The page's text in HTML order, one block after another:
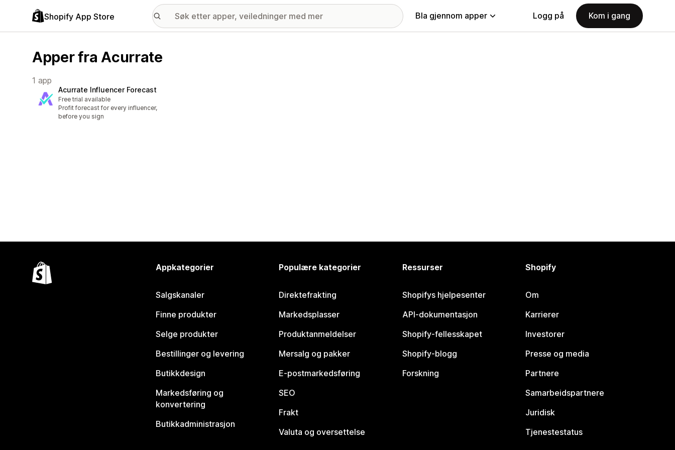
Shopify App Store Bla gjennom apper Logg på Kom i gang
Apper fra Acurrate
1 app
Acurrate Influencer Forecast
Free trial available
Profit forecast for every influencer,
before you sign
Appkategorier
Salgskanaler
Finne produkter
Selge produkter
Bestillinger og levering
Butikkdesign
Markedsføring og
konvertering
Butikkadministrasjon
Populære kategorier
Direktefrakting
Markedsplasser
Produktanmeldelser
Mersalg og pakker
E-postmarkedsføring
SEO
Frakt
Valuta og oversettelse
Ressurser
Shopifys hjelpesenter
API-dokumentasjon
Shopify-fellesskapet
Shopify-blogg
Forskning
Shopify
Om
Karrierer
Investorer
Presse og media
Partnere
Samarbeidspartnere
Juridisk
Tjenestestatus